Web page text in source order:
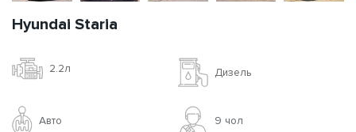
Hyundai Staria
2.2л Дизель
Авто 9 чoл